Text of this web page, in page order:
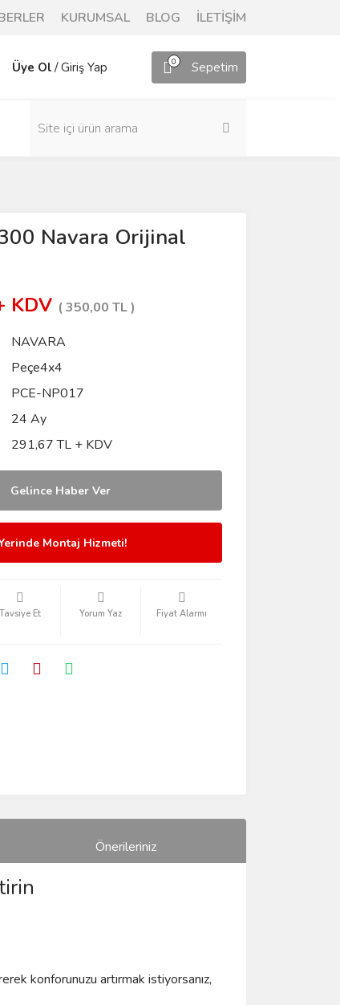
KURUMSAL BLOG İLETİŞİM
Üye Ol /Giriş Yap 0 Sepetim
Navara Orijinal
KDV ( 350,00 TL )
NAVARA
Peçe4x4
PCE-NP017
24 Ay
291,67 TL + KDV
Gelince Haber Ver
Montaj Hizmeti!
Tavsiye Et Yorum Yaz Fiyat Alarmı
Önerileriniz
konforunuzu artırmak istiyorsanız,